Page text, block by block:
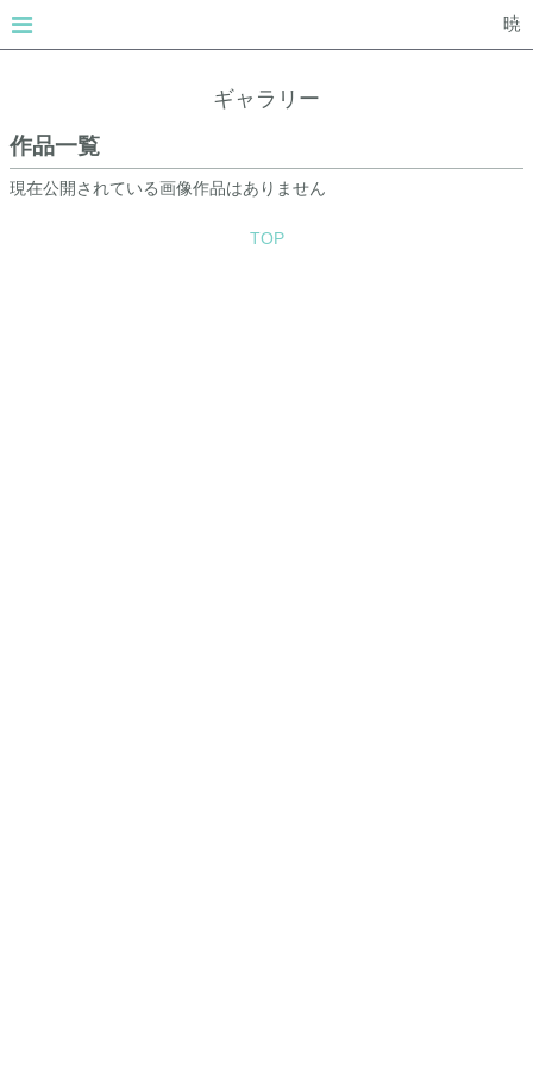
暁
ギャラリー
作品一覧
現在公開されている画像作品はありません
TOP